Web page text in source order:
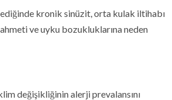
kronik sinüzit, orta kulak iltihabı
ve uyku bozukluklarına neden
değişikliğinin alerji prevalansını